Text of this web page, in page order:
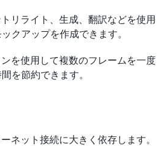
リライト、生成、翻訳などを使用
クアップを作成できます。
を使用して複数のフレームを一度
を節約できます。
ネット接続に大きく依存します。